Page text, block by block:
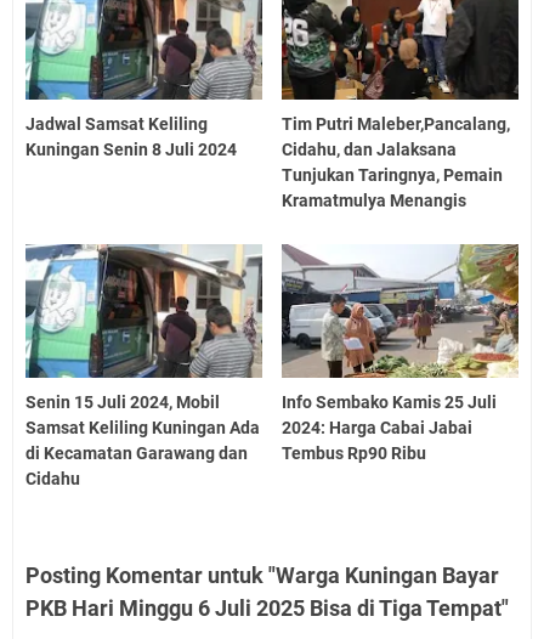
Jadwal Samsat Keliling
Kuningan Senin 8 Juli 2024
Tim Putri Maleber,Pancalang,
Cidahu, dan Jalaksana
Tunjukan Taringnya, Pemain
Kramatmulya Menangis
Senin 15 Juli 2024, Mobil
Samsat Keliling Kuningan Ada
di Kecamatan Garawang dan
Cidahu
Info Sembako Kamis 25 Juli
2024: Harga Cabai Jabai
Tembus Rp90 Ribu
Posting Komentar untuk "Warga Kuningan Bayar
PKB Hari Minggu 6 Juli 2025 Bisa di Tiga Tempat"